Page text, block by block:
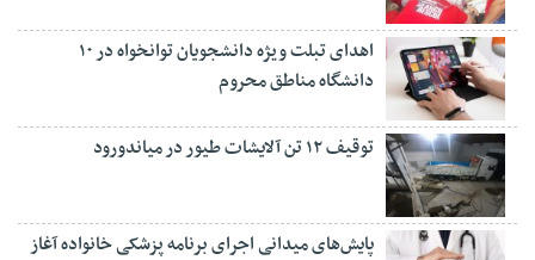
اهدای تبلت ویژه دانشجویان توانخواه در ۱۰
دانشگاه مناطق محروم
توقیف ۱۲ تن آلایشات طیور در میاندورود
پایش‌های میدانی اجرای برنامه پزشکی خانواده آغاز